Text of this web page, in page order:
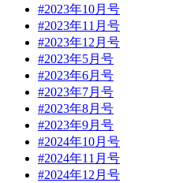
#2023年10月号
#2023年11月号
#2023年12月号
#2023年5月号
#2023年6月号
#2023年7月号
#2023年8月号
#2023年9月号
#2024年10月号
#2024年11月号
#2024年12月号